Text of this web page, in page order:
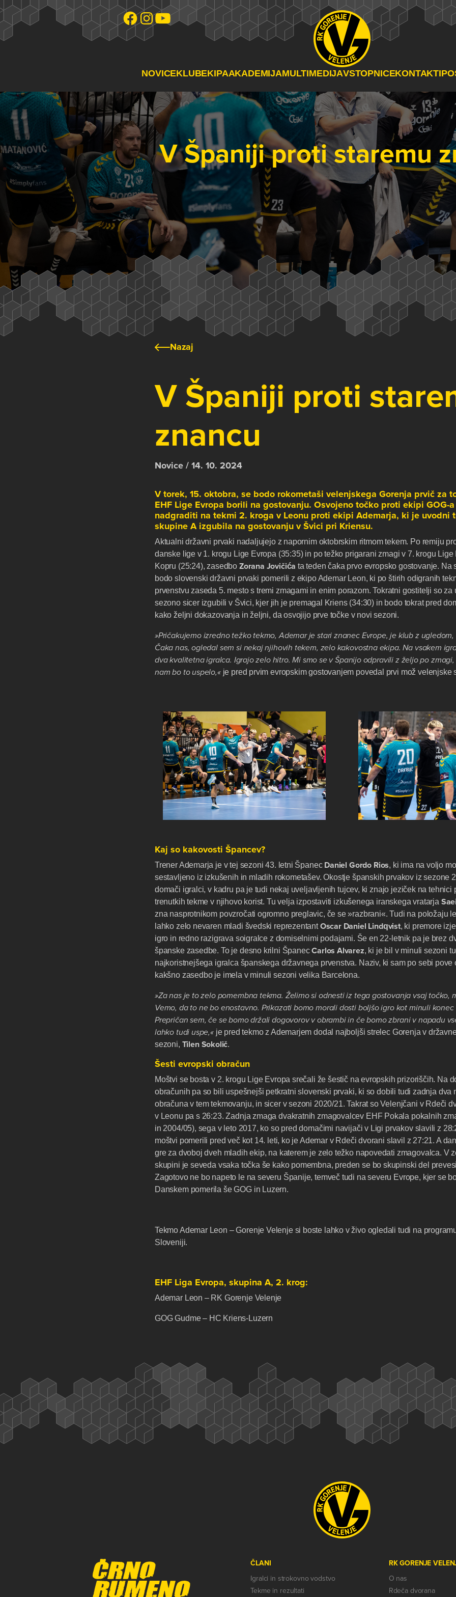
NOVICEKLUBEKIPAAKADEMIJAMULTIMEDIJAVSTOPNICEKONTAKTI
V Španiji proti staremu
Nazaj
V Španiji proti
znancu
Novice / 14. 10. 2024
V torek, 15. oktobra, se bodo rokometaši velenjskega Gorenja prvič za
EHF Lige Evropa borili na gostovanju. Osvojeno točko proti ekipi GOG-
nadgraditi na tekmi 2. kroga v Leonu proti ekipi Ademarja, ki je uvodni
skupine A izgubila na gostovanju v Švici pri Kriensu.
Aktualni državni prvaki nadaljujejo z napornim oktobrskim ritmom tekem. Po remiju
danske lige v 1. krogu Lige Evropa (35:35) in po težko prigarani zmagi v 7. krogu
Kopru (25:24), zasedbo Zorana Jovičića ta teden čaka prvo evropsko gostovanje. Na
bodo slovenski državni prvaki pomerili z ekipo Ademar Leon, ki po štirih odigranih
prvenstvu zaseda 5. mesto s tremi zmagami in enim porazom. Tokratni gostitelji so za
sezono sicer izgubili v Švici, kjer jih je premagal Kriens (34:30) in bodo tokrat pred
kako željni dokazovanja in željni, da osvojijo prve točke v novi sezoni.
»Pričakujemo izredno težko tekmo, Ademar je stari znanec Evrope, je klub z
Čaka nas, ogledal sem si nekaj njihovih tekem, zelo kakovostna ekipa. Na vsakem
dva kvalitetna igralca. Igrajo zelo hitro. Mi smo se v Španijo odpravili z željo po
nam bo to uspelo,«je pred prvim evropskim gostovanjem povedal prvi mož velenjske
Kaj so kakovosti Špancev?
Trener Ademarja je v tej sezoni 43. letni Španec Daniel Gordo Rios, ki ima na voljo
sestavljeno iz izkušenih in mladih rokometašev. Okostje španskih prvakov iz sezone
domači igralci, v kadru pa je tudi nekaj uveljavljenih tujcev, ki znajo jeziček na tehnici
trenutkih tekme v njihovo korist. Tu velja izpostaviti izkušenega iranskega vratarja
zna nasprotnikom povzročati ogromno preglavic, če se »razbrani«. Tudi na položaju
lahko zelo nevaren mladi švedski reprezentantOscar Daniel Lindqvist, ki premore
igro in redno razigrava soigralce z domiselnimi podajami. Še en 22-letnik pa je brez
španske zasedbe. To je desno krilni ŠpanecCarlos Alvarez, ki je bil v minuli sezoni
najkoristnejšega igralca španskega državnega prvenstva. Naziv, ki sam po sebi pove
kakšno zasedbo je imela v minuli sezoni velika Barcelona.
»Za nas je to zelo pomembna tekma. Želimo si odnesti iz tega gostovanja vsaj točko,
Vemo, da to ne bo enostavno. Prikazati bomo morali dosti boljšo igro kot minuli
Prepričan sem, če se bomo držali dogovorov v obrambi in če bomo zbrani v napadu
lahko tudi uspe,«je pred tekmo z Ademarjem dodal najboljši strelec Gorenja v
sezoni, Tilen Sokolič.
Šesti evropski obračun
Moštvi se bosta v 2. krogu Lige Evropa srečali že šestič na evropskih prizoriščih. Na
obračunih pa so bili uspešnejši petkratni slovenski prvaki, ki so dobili tudi zadnja dva
obračuna v tem tekmovanju, in sicer v sezoni 2020/21. Takrat so Velenjčani v Rdeči
v Leonu pa s 26:23. Zadnja zmaga dvakratnih zmagovalcev EHF Pokala pokalnih
in 2004/05), sega v leto 2017, ko so pred domačimi navijači v Ligi prvakov slavili z
moštvi pomerili pred več kot 14. leti, ko je Ademar v Rdeči dvorani slavil z 27:21. A
gre za dvoboj dveh mladih ekip, na katerem je zelo težko napovedati zmagovalca. V
skupini je seveda vsaka točka še kako pomembna, preden se bo skupinski del
Zagotovo ne bo napeto le na severu Španije, temveč tudi na severu Evrope, kjer se
Danskem pomerila še GOG in Luzern.
Tekmo Ademar Leon – Gorenje Velenje si boste lahko v živo ogledali tudi na
Sloveniji.
EHF Liga Evropa, skupina A, 2. krog:
Ademar Leon – RK Gorenje Velenje
GOG Gudme – HC Kriens-Luzern
ČLANI
Igralci in strokovno vodstvo
Tekme in rezultati
RK GORENJE
O nas
Rdeča dvorana